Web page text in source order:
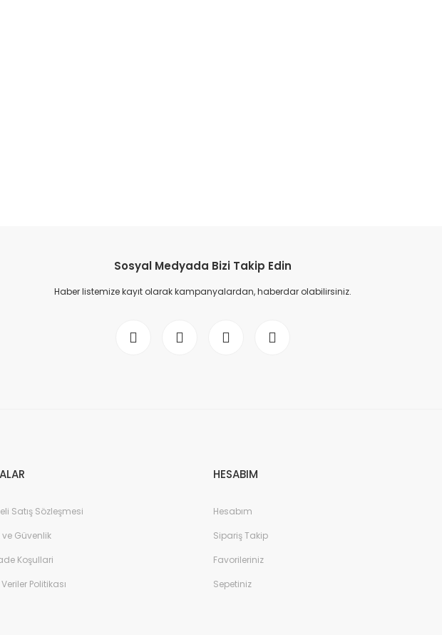
Sosyal Medyada Bizi Takip Edin
Haber listemize kayıt olarak kampanyalardan, haberdar olabilirsiniz.
Satış Sözleşmesi
ve Güvenlik
Koşullari
Politikası
HESABIM
Hesabım
Sipariş Takip
Favorileriniz
Sepetiniz